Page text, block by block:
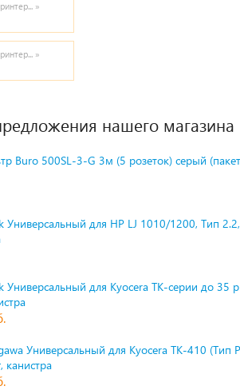
»
»
нашего магазина
Buro 500SL-3-G 3м (5 розеток) серый
Универсальный для HP LJ 1010/1200, Тип
Универсальный для Kyocera TK-серии до 35
Универсальный для Kyocera TK-410 (Тип
канистра